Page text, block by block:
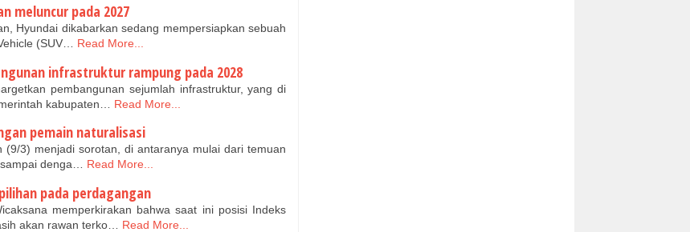
meluncur pada 2027
Hyundai dikabarkan sedang mempersiapkan sebuah
(SUV…
Read More...
infrastruktur rampung pada 2028
pembangunan sejumlah infrastruktur, yang di
kabupaten…
Read More...
pemain naturalisasi
(9/3) menjadi sorotan, di antaranya mulai dari temuan
denga…
Read More...
pada perdagangan
memperkirakan bahwa saat ini posisi Indeks
akan rawan terko…
Read More...